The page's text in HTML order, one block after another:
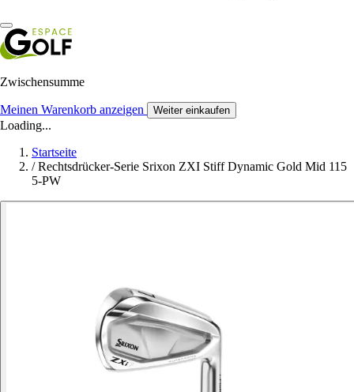
Zwischensumme
Meinen Warenkorb anzeigen Weiter einkaufen
Loading...
Startseite
/ Rechtsdrücker-Serie Srixon ZXI Stiff Dynamic Gold Mid 115
5-PW